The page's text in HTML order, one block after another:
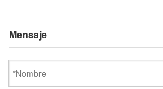
Mensaje